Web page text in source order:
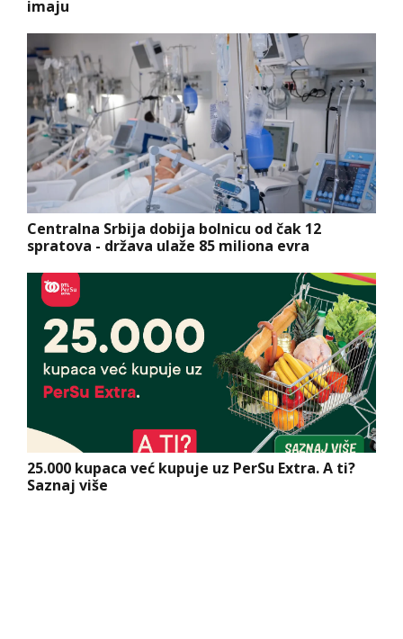
imaju
Centralna Srbija dobija bolnicu od čak 12
spratova - država ulaže 85 miliona evra
25.000 kupaca već kupuje uz PerSu Extra. A ti?
Saznaj više